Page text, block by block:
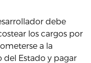
debe
los cargos por
a la
Estado y pagar